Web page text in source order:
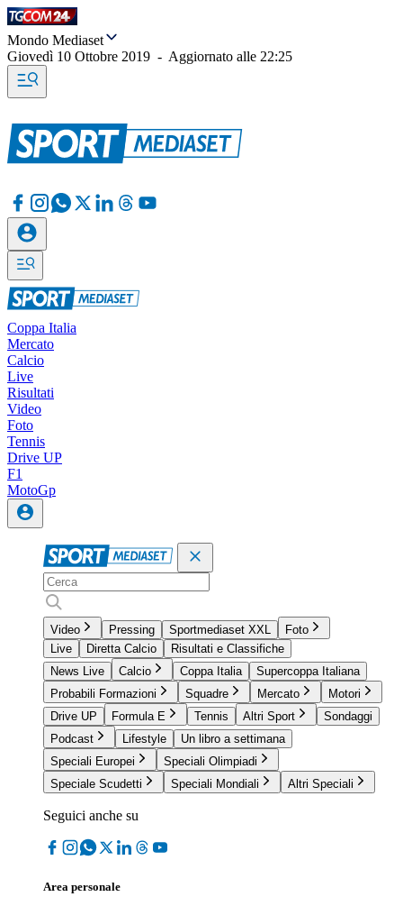
Mondo Mediaset
Giovedì 10 Ottobre 2019 - Aggiornato alle 22:25
Coppa Italia
Mercato
Calcio
Live
Risultati
Video
Foto
Tennis
Drive UP
F1
MotoGp
Video Pressing Sportmediaset XXL
Foto
Live
Diretta Calcio
Risultati e Classifiche
News Live
Calcio Coppa Italia
Supercoppa Italiana
Probabili Formazioni
Squadre Mercato
Motori
Drive UP
Formula E Tennis Altri Sport
Sondaggi
Podcast
Lifestyle
Un libro a settimana
Speciali Europei
Speciali Olimpiadi
Speciale Scudetti
Speciali Mondiali Altri Speciali
Seguici anche su
Area personale